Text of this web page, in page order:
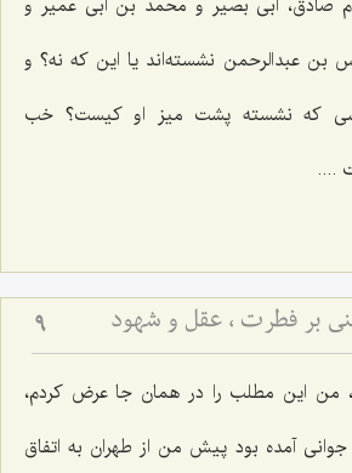
عبدالرحمن نشسته‌اند یا این که نه؟ و
که نشسته پشت میز او کیست؟ خب
....
بر فطرت ، عقل و شهود 9
این مطلب را در همان جا عرض کردم،
آمده بود پیش من از طهران به اتفاق